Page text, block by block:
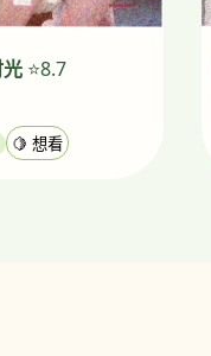
⭐8.7
🍋 想看